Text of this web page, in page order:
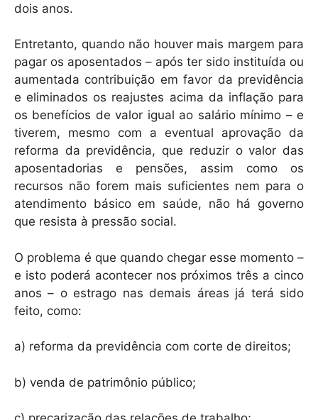
dois anos.
Entretanto, quando não houver mais margem para
pagar os aposentados – após ter sido instituída ou
aumentada contribuição em favor da previdência
e eliminados os reajustes acima da inflação para
os benefícios de valor igual ao salário mínimo – e
tiverem, mesmo com a eventual aprovação da
reforma da previdência, que reduzir o valor das
aposentadorias e pensões, assim como os
recursos não forem mais suficientes nem para o
atendimento básico em saúde, não há governo
que resista à pressão social.
O problema é que quando chegar esse momento –
e isto poderá acontecer nos próximos três a cinco
anos – o estrago nas demais áreas já terá sido
feito, como:
a) reforma da previdência com corte de direitos;
b) venda de patrimônio público;